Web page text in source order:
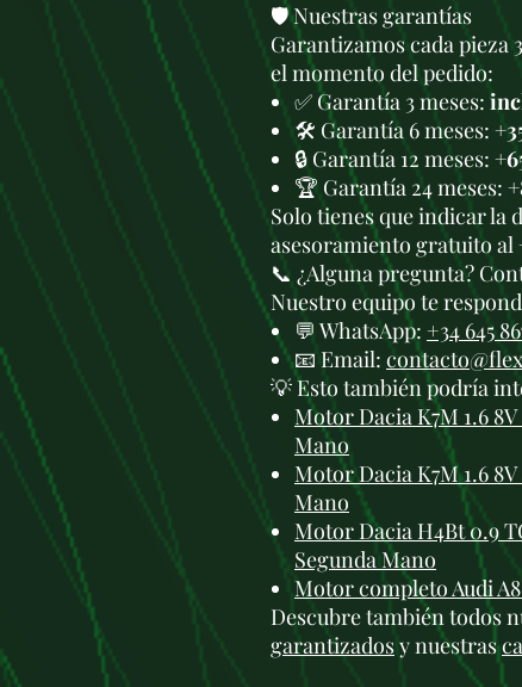
🛡️ Nuestras garantías
Garantizamos cada pieza
el momento del pedido:
✅ Garantía 3 meses:
🛠️ Garantía 6 meses:
🔒 Garantía 12 meses:
🏆 Garantía 24 meses:
Solo tienes que indicar
asesoramiento gratuito al
📞 ¿Alguna pregunta?
Nuestro equipo te
💬 WhatsApp: +34 645
📧 Email:
💡 Esto también podría
Motor Dacia K7M 1.6
Mano
Motor Dacia K7M 1.6
Mano
Motor Dacia H4Bt 0.9
Segunda Mano
Motor completo Audi
Descubre también todos
garantizadosy nuestras